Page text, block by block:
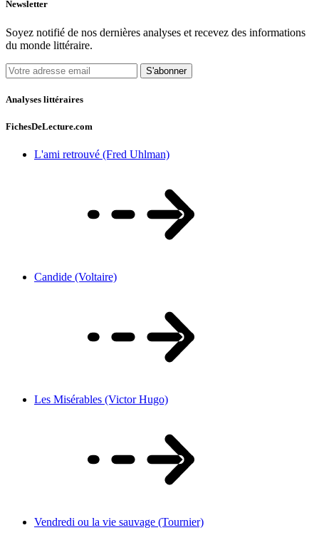
Newsletter
Soyez notifié de nos dernières analyses et recevez des informations
du monde littéraire.
S'abonner
Analyses littéraires
FichesDeLecture.com
L'ami retrouvé (Fred Uhlman)
Candide (Voltaire)
Les Misérables (Victor Hugo)
Vendredi ou la vie sauvage (Tournier)